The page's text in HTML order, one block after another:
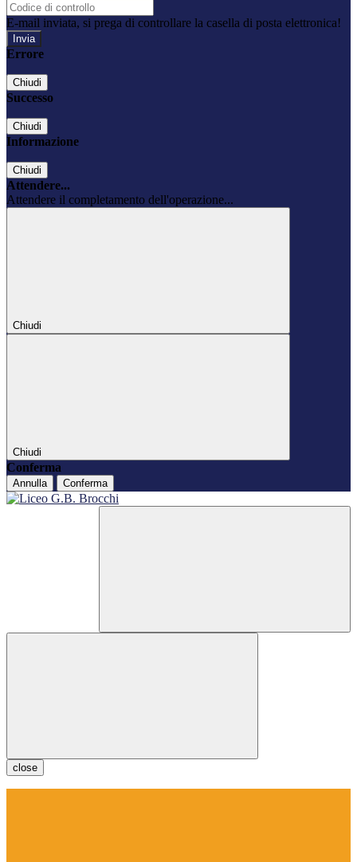
E-mail inviata, si prega di controllare la casella di posta elettronica!
Errore
Chiudi
Successo
Chiudi
Informazione
Chiudi
Attendere...
Attendere il completamento dell'operazione...
Chiudi
Chiudi
Conferma
Annulla Conferma
close